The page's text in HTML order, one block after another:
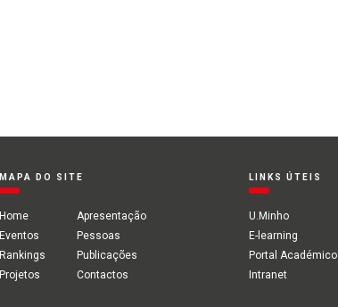
MAPA DO SITE
Home
Apresentação
Eventos
Pessoas
Rankings
Publicações
Projetos
Contactos
LINKS ÚTEIS
U.Minho
E-learning
Portal Académico
Intranet